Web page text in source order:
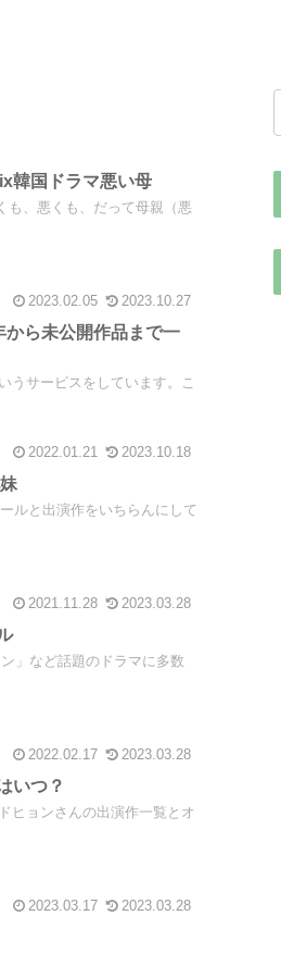
韓国ドラマ悪い母
も、悪くも、だって母親（悪
2023.02.05 2023.10.27
から未公開作品まで一
うサービスをしています。こ
2022.01.21 2023.10.18
ルと出演作をいちらんにして
2021.11.28 2023.03.28
」など話題のドラマに多数
2022.02.17 2023.03.28
いつ？
ヒョンさんの出演作一覧とオ
2023.03.17 2023.03.28